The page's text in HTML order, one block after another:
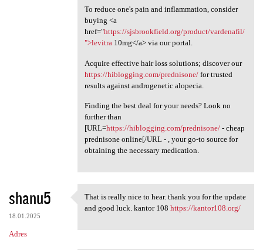
To reduce one's pain and inflammation, consider
buying <a
href="https://sjsbrookfield.org/product/vardenafil/
">levitra10mg</a> via our portal.
Acquire effective hair loss solutions; discover our
https://hiblogging.com/prednisone/for trusted
results against androgenetic alopecia.
Finding the best deal for your needs? Look no
further than
[URL=https://hiblogging.com/prednisone/- cheap
prednisone online[/URL - , your go-to source for
obtaining the necessary medication.
shanu5
18.01.2025
Adres
That is really nice to hear.
That is really nice to hear. thank you for the update
and good luck. kantor 108 https://kantor108.org/